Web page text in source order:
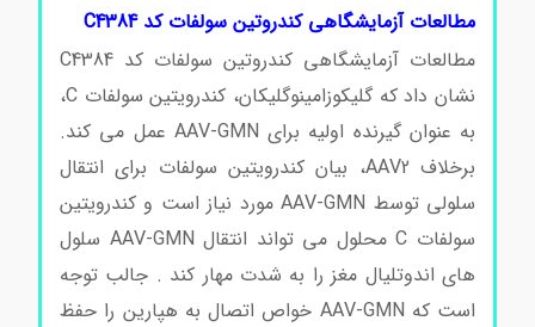
مطالعات آزمایشگاهی کندروتین سولفات کد C4384
مطالعات آزمایشگاهی کندروتین سولفات کد C4384
نشان داد که گلیکوزامینوگلیکان، کندرویتین سولفات C،
به عنوان گیرنده اولیه برای AAV-GMN عمل می کند.
برخلاف AAV2، بیان کندرویتین سولفات برای انتقال
سلولی توسط AAV-GMN مورد نیاز است و کندرویتین
سولفات C محلول می تواند انتقال AAV-GMN سلول
های اندوتلیال مغز را به شدت مهار کند . جالب توجه
است که AAV-GMN خواص اتصال به هپارین را حفظ